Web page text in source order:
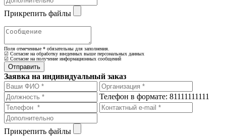
Прикрепить файлы
Поля отмеченные * обязательны для заполнения.
☑ Согласие на обработку введенных выше персональных данных
☑ Согласие на получение информационных сообщений
Заявка на индивидуальный заказ
Телефон в формате: 81111111111
Прикрепить файлы